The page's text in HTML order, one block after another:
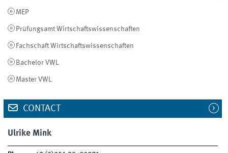
MEP
Prüfungsamt Wirtschaftswissenschaften
Fachschaft Wirtschaftswissenschaften
Bachelor VWL
Master VWL
CONTACT
Ulrike Mink